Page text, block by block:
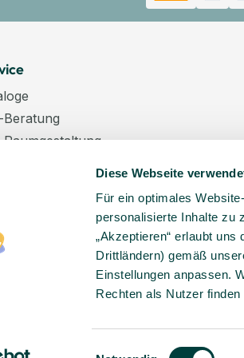
Diese Webseite
Für ein optimales
personalisierte Inhalte zu
„Akzeptieren“ erlaubt
Drittländern) gemäß
Einstellungen anpassen.
Rechten als Nutzer
Einwilligungsauswahl
Beratung
Raumgestaltung
zur Batterieentsorgung
von Elektro-Altgeräten